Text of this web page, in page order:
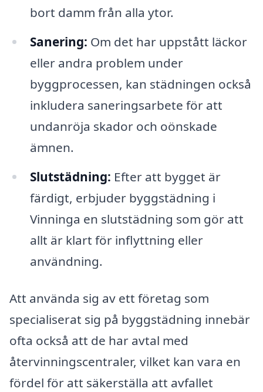
bort damm från alla ytor.
Sanering: Om det har uppstått läckor
eller andra problem under
byggprocessen, kan städningen också
inkludera saneringsarbete för att
undanröja skador och oönskade
ämnen.
Slutstädning: Efter att bygget är
färdigt, erbjuder byggstädning i
Vinninga en slutstädning som gör att
allt är klart för inflyttning eller
användning.
Att använda sig av ett företag som
specialiserat sig på byggstädning innebär
ofta också att de har avtal med
återvinningscentraler, vilket kan vara en
fördel för att säkerställa att avfallet